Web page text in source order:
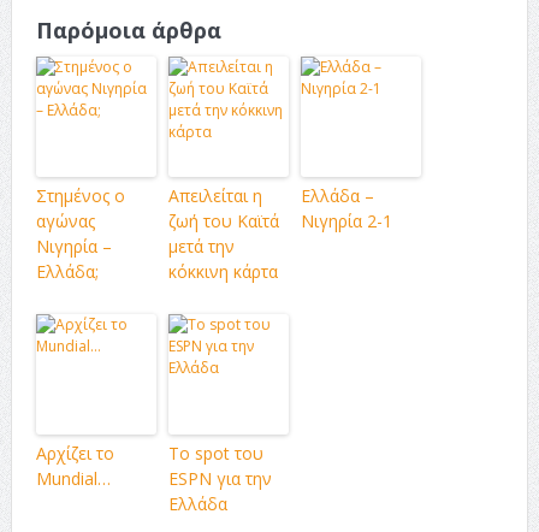
Παρόμοια άρθρα
Στημένος ο
αγώνας
Νιγηρία –
Ελλάδα;
Απειλείται η
ζωή του Καϊτά
μετά την
κόκκινη κάρτα
Ελλάδα –
Νιγηρία 2-1
Αρχίζει το
Mundial…
Το spot του
ESPN για την
Ελλάδα